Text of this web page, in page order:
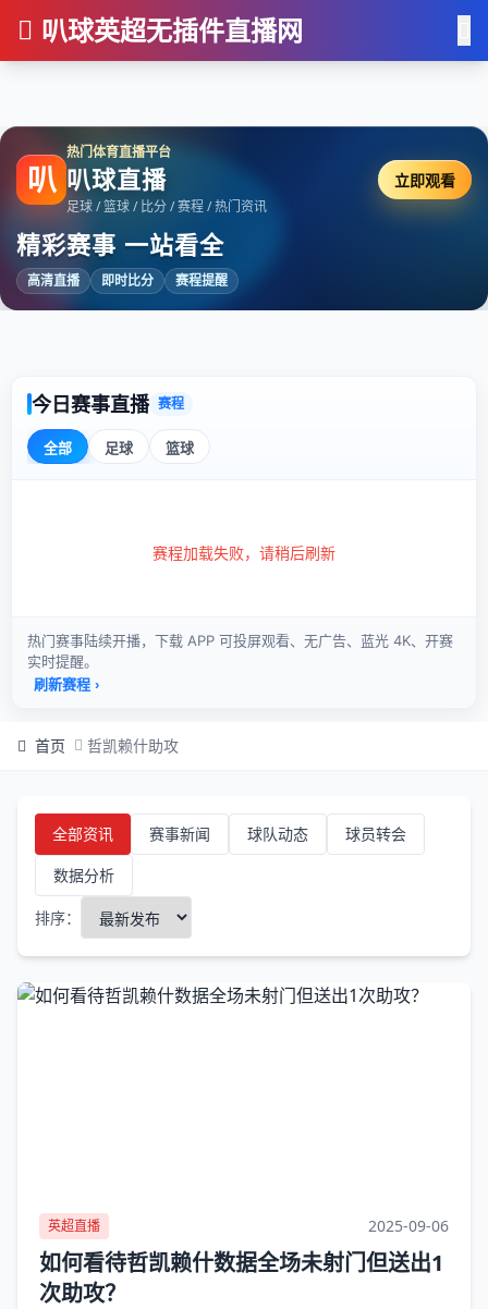
叭球英超无插件直播网
叭
热门体育直播平台
叭球直播
足球 / 篮球 / 比分 / 赛程 / 热门资讯
精彩赛事 一站看全
高清直播 即时比分 赛程提醒
立即观看
首页 哲凯赖什助攻
全部资讯 赛事新闻 球队动态
球员转会
数据分析
排序：
英超直播 2025-09-06
如何看待哲凯赖什数据全场未射门但送出1
次助攻？